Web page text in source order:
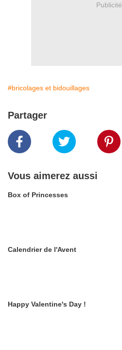
Publicité
#bricolages et bidouillages
Partager
Vous aimerez aussi
Box of Princesses
Calendrier de l'Avent
Happy Valentine's Day !